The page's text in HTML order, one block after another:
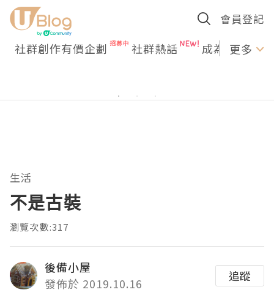
會員登記
社群創作有價企劃 社群熱話 成為U更多
生活
不是古裝
瀏覽次數:317
後備小屋
發佈於 2019.10.16
追蹤